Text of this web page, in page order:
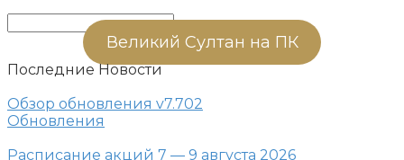
Великий Султан на ПК
Последние Новости
Обзор обновления v7.702
Обновления
Расписание акций 7 — 9 августа 2026